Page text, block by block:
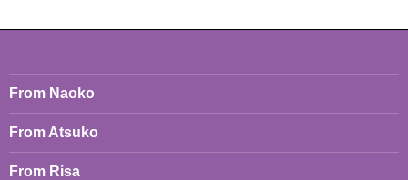
ョ
ン
From Naoko
From Atsuko
From Risa